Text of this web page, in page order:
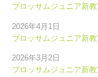
ブロッサムジュニア新
ブロッサムジュニア新
2026年4月1日
ブロッサムジュニア新
2026年3月2日